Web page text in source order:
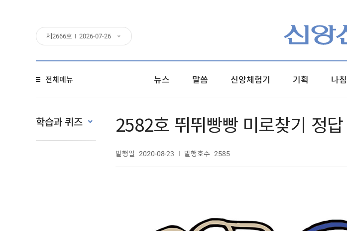
제 2666호 2026-07-26
전체메뉴 뉴스 말씀 신앙체험기 기획 나
학습과 퀴즈 2582호 뛰뛰빵빵 미로찾기 정답
발행일 2020-08-23 발행호수 2585